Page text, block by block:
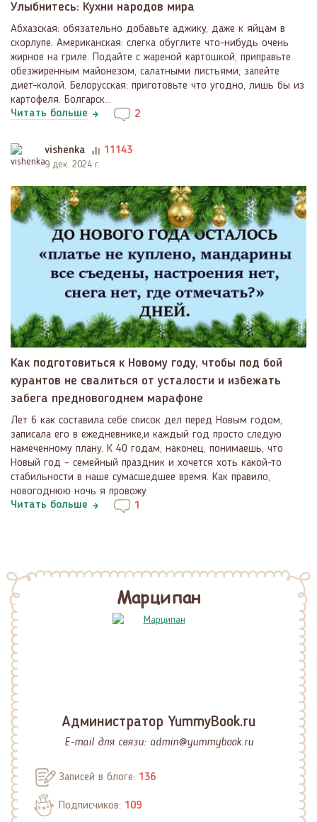
Улыбнитесь: Кухни народов мира
Абхазская: обязательно добавьте аджику, даже к яйцам в
скорлупе. Американская: слегка обуглите что-нибудь очень
жирное на гриле. Подайте с жареной картошкой, приправьте
обезжиренным майонезом, салатными листьями, запейте
диет-колой. Белорусская: приготовьте что угодно, лишь бы из
картофеля. Болгарск...
Читать больше
2
vishenka 11143
9 дек. 2024 г.
Как подготовиться к Новому году, чтобы под бой
курантов не свалиться от усталости и избежать
забега предновогоднем марафоне
Лет 6 как составила себе список дел перед Новым годом,
записала его в ежедневнике,и каждый год просто следую
намеченному плану. К 40 годам, наконец, понимаешь, что
Новый год – семейный праздник и хочется хоть какой-то
стабильности в наше сумасшедшее время. Как правило,
новогоднюю ночь я провожу
Читать больше
1
Марципан
Администратор YummyBook.ru
E-mail для связи: admin@yummybook.ru
Записей в блоге: 136
Подписчиков: 109